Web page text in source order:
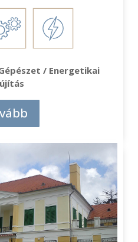
/ Energetikai